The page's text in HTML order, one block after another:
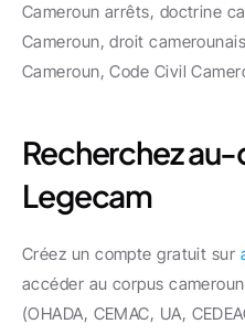
Cameroun arrêts, doctrine
Cameroun, droit
Cameroun, Code Civil
Recherchez
Legecam
Créez un compte gratuit sur
accéder au corpus
(OHADA, CEMAC, UA,